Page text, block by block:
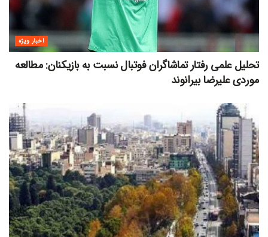
اخبار ویژه
تحلیل علمی رفتار تماشاگران فوتبال نسبت به بازیکنان: مطالعه
موردی علیرضا بیرانوند